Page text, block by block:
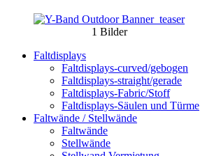
1 Bilder
Faltdisplays
Faltdisplays-curved/gebogen
Faltdisplays-straight/gerade
Faltdisplays-Fabric/Stoff
Faltdisplays-Säulen und Türme
Faltwände / Stellwände
Faltwände
Stellwände